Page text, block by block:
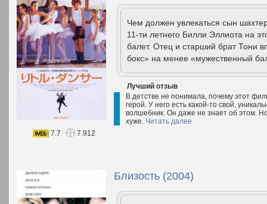
Чем должен увлекаться сын
11-ти летнего Билли Эллиота на
балет. Отец и старший брат Тони
бокс» на менее «мужественный
Лучший отзыв
В детстве не понимала, почему этот
герой. У него есть какой-то свой,
волшебник. Он даже не знает об этом.
хуже. Читать далее
7.7
7.912
Близость (2004)